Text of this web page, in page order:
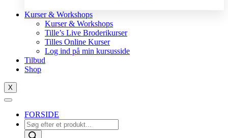
Kurser & Workshops
Kurser & Workshops
Tille’s Live Broderikurser
Tilles Online Kurser
Log ind på min kursusside
Tilbud
Shop
X
FORSIDE
Products
search